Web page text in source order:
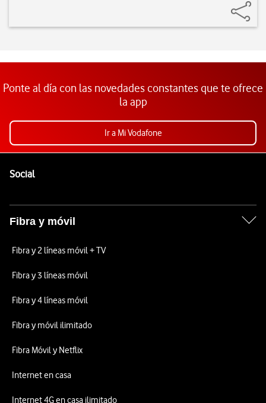
Ponte al día con las novedades constantes que te ofrece
la app
Ir a Mi Vodafone
SocialEnlaces a las redes sociales de Vodafone
Fibra y móvil
Fibra y 2 líneas móvil + TV
Fibra y 3 líneas móvil
Fibra y 4 líneas móvil
Fibra y móvil ilimitado
Fibra Móvil y Netflix
Internet en casa
Internet 4G en casa ilimitado